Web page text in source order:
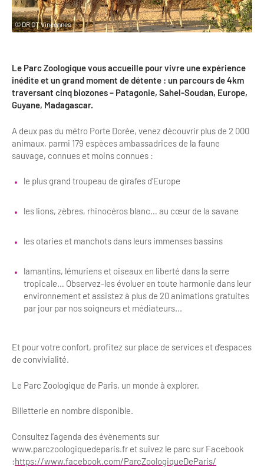
Clientèles lointaines
Clientèles spécifiques
Etudes thématiques
Dispositifs d'enquêtes
Chiffres Annuels
La liste des OT d'Île-de-France
APIDAE
Formations
Mode d'emploi formations
Formations inter-filières
Formations OT
Ateliers
Bilan des actions de professionnalisation
Améliorer l’expérience de vos visiteurs
Améliorer la qualité
Tourisme & Handicap
Restaurants impressionnistes
Offre de la destination
Activités
Musée - Monuments - Châteaux
Croisiéristes/Bateaux
Parcs d’attractions et animaliers
Cabarets et casino
City Tours
Logistique
Autocaristes/Transporteurs/transféristes
© DR OT Vincennes
Le Parc Zoologique vous accueille pour vivre une expérience
inédite et un grand moment de détente : un parcours de 4km
traversant cinq biozones – Patagonie, Sahel-Soudan, Europe,
Guyane, Madagascar.
A deux pas du métro Porte Dorée, venez découvrir plus de 2 000
animaux, parmi 179 espèces ambassadrices de la faune
sauvage, connues et moins connues :
le plus grand troupeau de girafes d’Europe
les lions, zèbres, rhinocéros blanc… au cœur de la savane
les otaries et manchots dans leurs immenses bassins
lamantins, lémuriens et oiseaux en liberté dans la serre
tropicale… Observez-les évoluer en toute harmonie dans leur
environnement et assistez à plus de 20 animations gratuites
par jour par nos soigneurs et médiateurs...
Et pour votre confort, profitez sur place de services et d’espaces
de convivialité.
Le Parc Zoologique de Paris, un monde à explorer.
Billetterie en nombre disponible.
Consultez l’agenda des évènements sur
www.parczoologiquedeparis.fr et suivez le parc sur Facebook
:https://www.facebook.com/ParcZoologiqueDeParis/